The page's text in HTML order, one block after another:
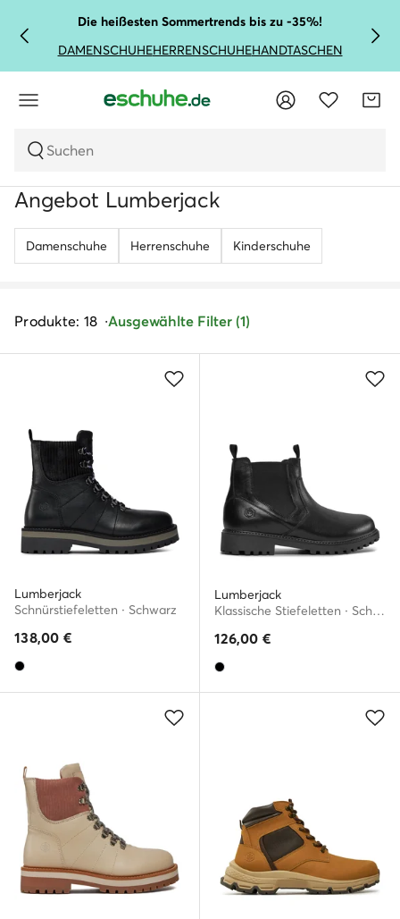
Die heißesten Sommertrends bis zu -35%!
DAMENSCHUHEHERRENSCHUHEHANDTASCHEN
Suchen
Angebot Lumberjack
Damenschuhe Herrenschuhe Kinderschuhe
Produkte: 18 Ausgewählte Filter (1)
Lumberjack
Schnürstiefeletten · Schwarz
138,00 €
Lumberjack
Klassische Stiefeletten · Schwarz
126,00 €